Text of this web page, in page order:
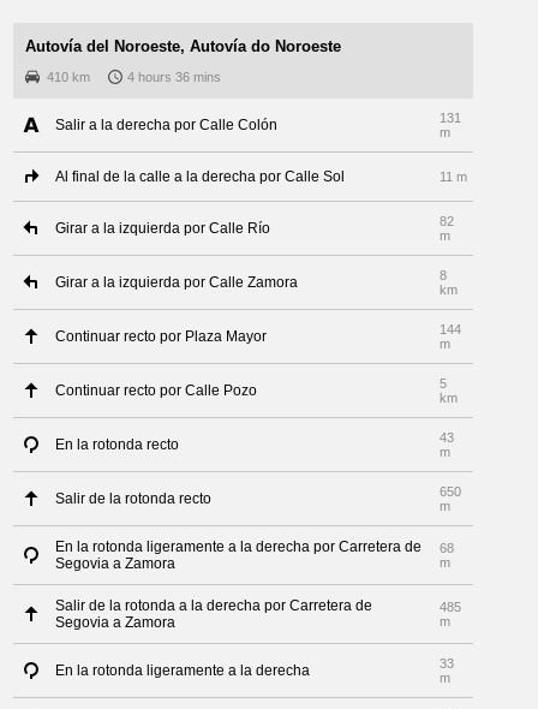
Autovía del Noroeste, Autovía do Noroeste
410 km 4 hours 36 mins
Salir a la derecha por Calle Colón
131
m
Al final de la calle a la derecha por Calle Sol 11 m
Girar a la izquierda por Calle Río
82
m
Girar a la izquierda por Calle Zamora
8
km
Continuar recto por Plaza Mayor
144
m
Continuar recto por Calle Pozo
5
km
En la rotonda recto
43
m
Salir de la rotonda recto
650
m
En la rotonda ligeramente a la derecha por Carretera de
Segovia a Zamora
68
m
Salir de la rotonda a la derecha por Carretera de
Segovia a Zamora
485
m
En la rotonda ligeramente a la derecha
33
m